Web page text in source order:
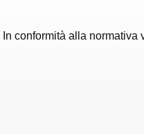
In conformità alla